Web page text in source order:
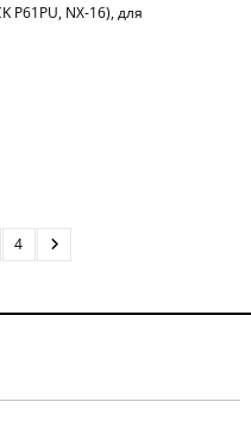
P61PU, NX-16), для
4